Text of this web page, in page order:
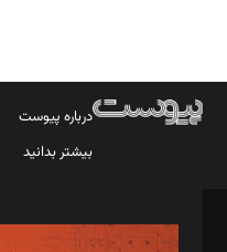
درباره پیوست
بیشتر بدانید
مدیر مسئول: محمدباقر اثنی‌عشری